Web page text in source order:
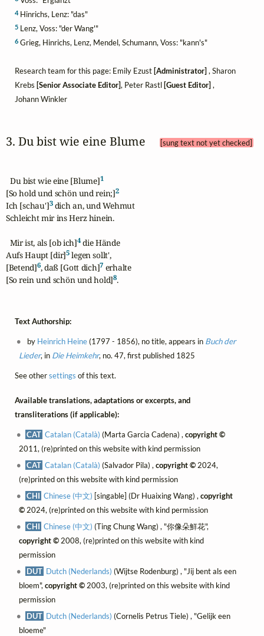
4Hinrichs, Lenz: "das"
5Lenz, Voss: "der Wang'"
6Grieg, Hinrichs, Lenz, Mendel, Schumann, Voss: "kann's"
Research team for this page: Emily Ezust [Administrator] , Sharon
Krebs [Senior Associate Editor], Peter Rastl [Guest Editor] ,
Johann Winkler
3. Du bist wie eine Blume [sung text not yet checked]
  Du bist wie eine [Blume]
1
[So hold und schön und rein;]2
Ich [schau']3 dich an, und Wehmut
Schleicht mir ins Herz hinein.
  Mir ist, als [ob ich]
4 die Hände
Aufs Haupt [dir]5 legen sollt',
[Betend]6, daß [Gott dich]7 erhalte
[So rein und schön und hold]8.
Text Authorship:
by Heinrich Heine(1797 - 1856), no title, appears in Buch der
Lieder, in Die Heimkehr, no. 47, first published 1825
See othersettings of this text.
Available translations, adaptations or excerpts, and
transliterations (if applicable):
CAT Catalan (Català) (Marta Garcia Cadena) ,copyright ©
2011, (re)printed on this website with kind permission
CAT Catalan (Català) (Salvador Pila) ,copyright ©2024,
(re)printed on this website with kind permission
CHI Chinese (中文) [singable] (Dr Huaixing Wang) ,copyright
©2024, (re)printed on this website with kind permission
CHI Chinese (中文) (Ting Chung Wang) , "你像朵鮮花",
copyright ©2008, (re)printed on this website with kind
permission
DUT Dutch (Nederlands) (Wijtse Rodenburg) , "Jij bent als een
bloem",copyright ©2003, (re)printed on this website with kind
permission
DUT Dutch (Nederlands) (Cornelis Petrus Tiele) , "Gelijk een
bloeme"